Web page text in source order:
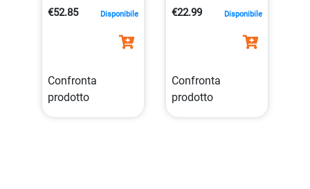
display lcd a 12 cifre
€52.85 Disponibile
Confronta
prodotto
013465410062
€22.99 Disponibile
Confronta
prodotto